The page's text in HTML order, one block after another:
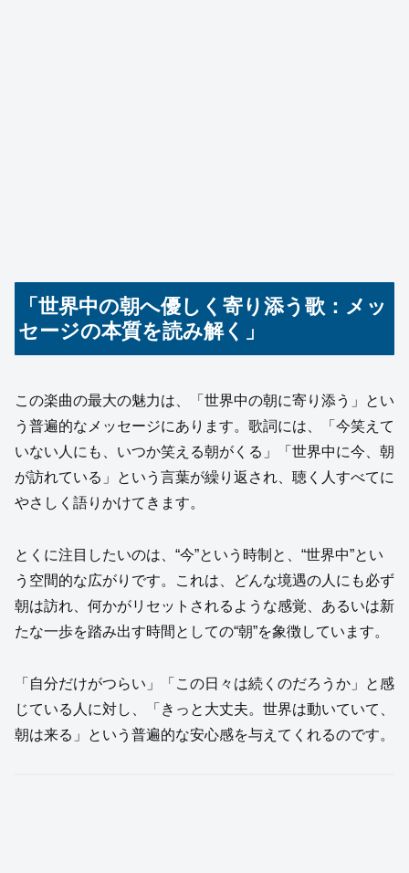
「世界中の朝へ優しく寄り添う歌：メッ
セージの本質を読み解く」
この楽曲の最大の魅力は、「世界中の朝に寄り添う」とい
う普遍的なメッセージにあります。歌詞には、「今笑えて
いない人にも、いつか笑える朝がくる」「世界中に今、朝
が訪れている」という言葉が繰り返され、聴く人すべてに
やさしく語りかけてきます。
とくに注目したいのは、“今”という時制と、“世界中”とい
う空間的な広がりです。これは、どんな境遇の人にも必ず
朝は訪れ、何かがリセットされるような感覚、あるいは新
たな一歩を踏み出す時間としての“朝”を象徴しています。
「自分だけがつらい」「この日々は続くのだろうか」と感
じている人に対し、「きっと大丈夫。世界は動いていて、
朝は来る」という普遍的な安心感を与えてくれるのです。